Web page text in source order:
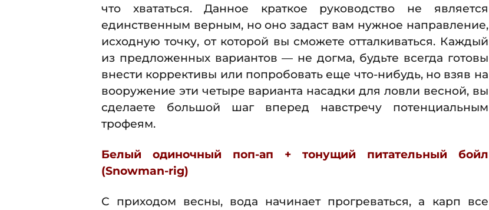
что хвататься. Данное краткое руководство не является
единственным верным, но оно задаст вам нужное направление,
исходную точку, от которой вы сможете отталкиваться. Каждый
из предложенных вариантов — не догма, будьте всегда готовы
внести коррективы или попробовать еще что-нибудь, но взяв на
вооружение эти четыре варианта насадки для ловли весной, вы
сделаете большой шаг вперед навстречу потенциальным
трофеям.
Белый одиночный поп-ап + тонущий питательный бойл
(Snowman-rig)
С приходом весны, вода начинает прогреваться, а карп все